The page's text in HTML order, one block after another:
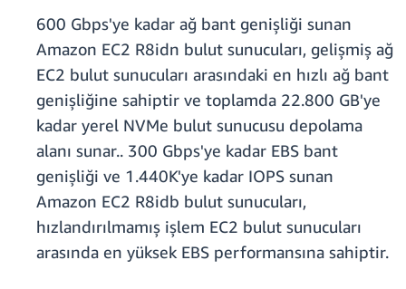
600 Gbps'ye kadar ağ bant genişliği sunan
Amazon EC2 R8idn bulut sunucuları, gelişmiş ağ
EC2 bulut sunucuları arasındaki en hızlı ağ bant
genişliğine sahiptir ve toplamda 22.800 GB'ye
kadar yerel NVMe bulut sunucusu depolama
alanı sunar.. 300 Gbps'ye kadar EBS bant
genişliği ve 1.440K'ye kadar IOPS sunan
Amazon EC2 R8idb bulut sunucuları,
hızlandırılmamış işlem EC2 bulut sunucuları
arasında en yüksek EBS performansına sahiptir.